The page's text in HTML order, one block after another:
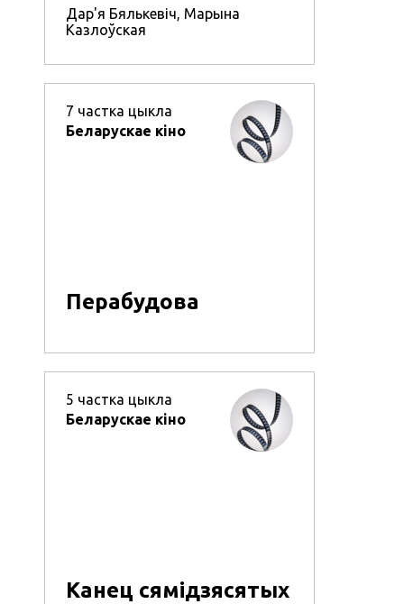
гістарычных падзей
Дар'я Бялькевіч, Марына
Казлоўская
7 частка цыкла
Беларускае кіно
Перабудова
5 частка цыкла
Беларускае кіно
Канец сямідзясятых